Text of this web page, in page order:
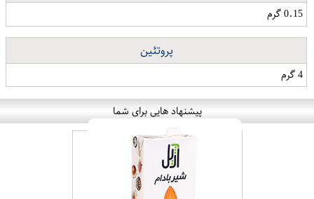
0.15 گرم
پروتئین
4 گرم
پیشنهاد هایی برای شما